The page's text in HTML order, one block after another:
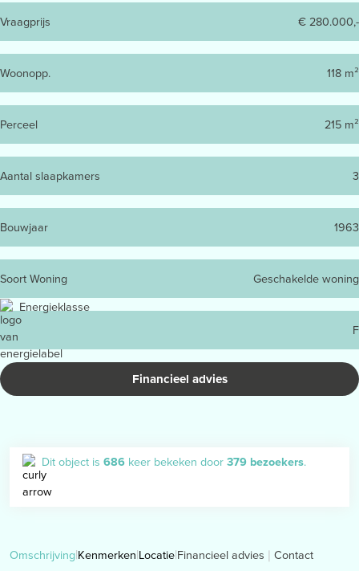
Vraagprijs € 280.000,-
Woonopp. 118 m²
Perceel 215 m²
Aantal slaapkamers 3
Bouwjaar 1963
Soort Woning
Geschakelde woning
Energieklasse
F
Financieel advies
Dit object is 686 keer bekeken door379 bezoekers.
OmschrijvingKenmerken LocatieFinancieel advies Contact